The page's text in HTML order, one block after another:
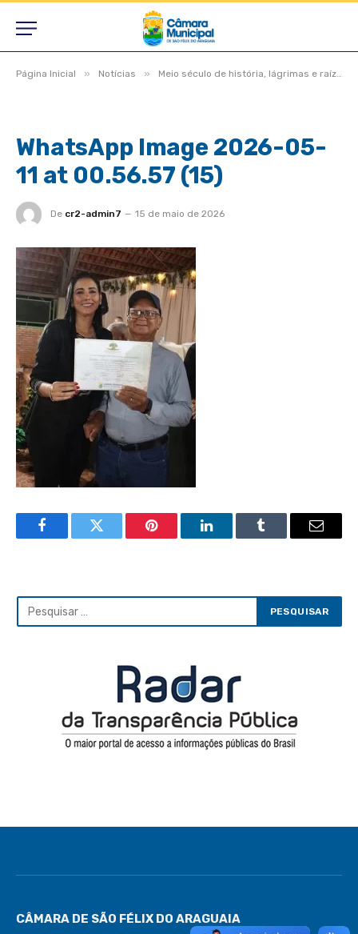
Página Inicial » Notícias » Meio século de história, lágrimas e raízes, São Félix do Araguaia vive noite inesquecível em homenagem aos pioneiros
WhatsApp Image 2026-05-
11 at 00.56.57 (15)
De cr2-admin7 15 de maio de 2026
FacebookTwitter Pinterest LinkedInTumblr Email
CÂMARA DE SÃO FÉLIX DO ARAGUAIA